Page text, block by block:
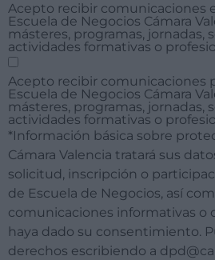
Acepto recibir comunicaciones
Escuela de Negocios Cámara
másteres, programas, jornadas,
actividades formativas o
Acepto recibir comunicaciones
Escuela de Negocios Cámara
másteres, programas, jornadas,
actividades formativas o
*Información básica sobre
Cámara Valencia tratará sus
solicitud, inscripción o
de Escuela de Negocios, así
comunicaciones informativas o
haya dado su consentimiento.
derechos escribiendo a